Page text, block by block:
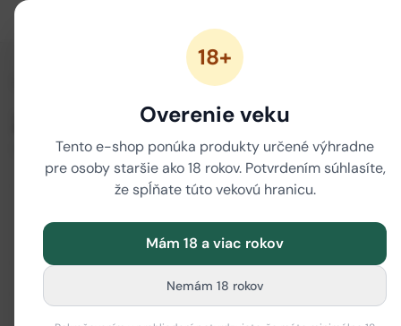
18+
Overenie veku
Tento e-shop ponúka produkty určené výhradne
pre osoby staršie ako 18 rokov. Potvrdením súhlasíte,
že spĺňate túto vekovú hranicu.
Mám 18 a viac rokov
Nemám 18 rokov
80 značiek
Best Buds